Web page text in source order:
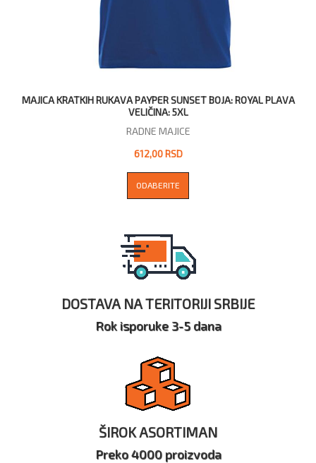
MAJICA KRATKIH RUKAVA PAYPER SUNSET BOJA: ROYAL PLAVA
VELIČINA: 5XL
RADNE MAJICE
612,00 RSD
ODABERITE
DOSTAVA NA TERITORIJI SRBIJE
Rok isporuke 3-5 dana
ŠIROK ASORTIMAN
Preko 4000 proizvoda